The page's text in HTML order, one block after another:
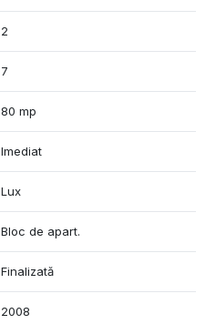
2
7
80 mp
Imediat
Lux
Bloc de apart.
Finalizată
2008